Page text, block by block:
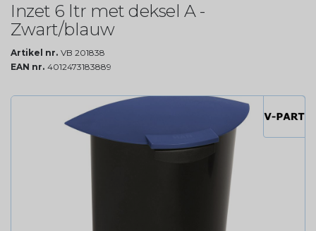
Inzet 6 ltr met deksel A -
Zwart/blauw
Artikel nr. VB 201838
EAN nr. 4012473183889